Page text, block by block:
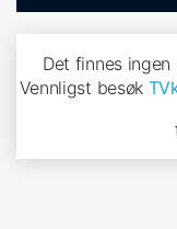
Det finnes
Vennligst besøk